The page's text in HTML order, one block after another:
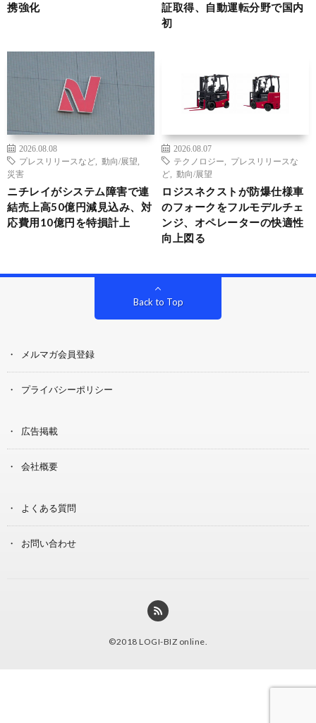
携強化
証取得、自動運転分野で国内
初
2026.08.08
プレスリリースなど
動向/展望
災害
ニチレイがシステム障害で連
結売上高50億円減見込み、対
応費用10億円を特損計上
2026.08.07
テクノロジー
プレスリリースな
ど
動向/展望
ロジスネクストが防爆仕様車
のフォークをフルモデルチェ
ンジ、オペレーターの快適性
向上図る
Back to Top
メルマガ会員登録
プライバシーポリシー
広告掲載
会社概要
よくある質問
お問い合わせ
©2018 LOGI-BIZ online